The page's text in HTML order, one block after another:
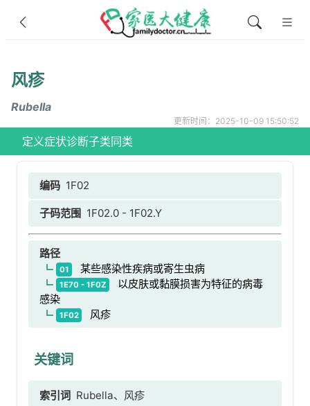
风疹
Rubella
更新时间：2025-10-09 15:50:52
定义症状诊断子类同类
编码 1F02
子码范围 1F02.0 - 1F02.Y
路径
01 某些感染性疾病或寄生虫病
1E70 - 1F0Z
以皮肤或黏膜损害为特征的病毒
感染
1F02 风疹
关键词
索引词 Rubella、风疹